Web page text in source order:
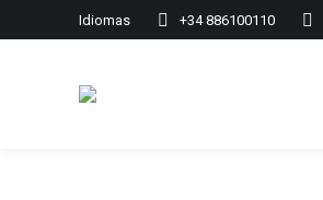
Idiomas +34 886100110